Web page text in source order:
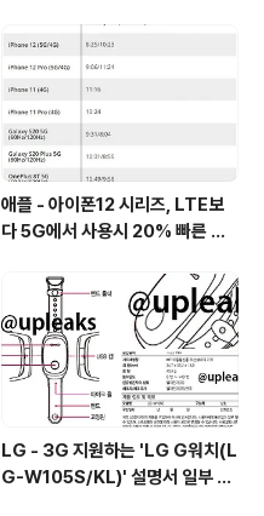
애플 - 아이폰12 시리즈, LTE보
다 5G에서 사용시 20% 빠른 배
LG - 3G 지원하는 'LG G워치(L
G-W105S/KL)' 설명서 일부 유